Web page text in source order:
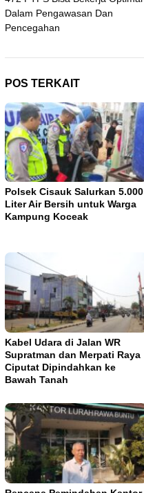
Dalam Pengawasan Dan
Pencegahan
POS TERKAIT
Polsek Cisauk Salurkan 5.000
Liter Air Bersih untuk Warga
Kampung Koceak
Kabel Udara di Jalan WR
Supratman dan Merpati Raya
Ciputat Dipindahkan ke
Bawah Tanah